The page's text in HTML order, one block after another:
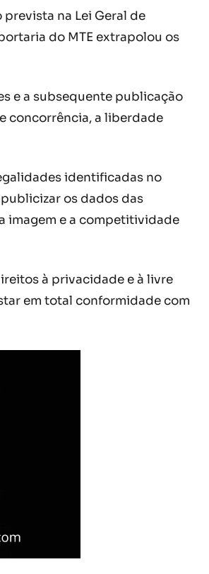
na Lei Geral de
do MTE extrapolou os
e a subsequente publicação
concorrência, a liberdade
identificadas no
os dados das
imagem e a competitividade
à privacidade e à livre
em total conformidade com